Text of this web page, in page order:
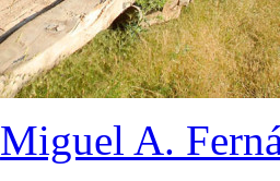
Miguel A.